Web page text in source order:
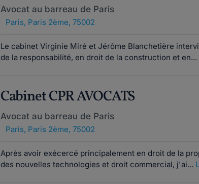
Avocat au barreau de Paris
Paris, Paris 2ème, 75002
Le cabinet Virginie Miré et Jérôme Blanchetière
de la responsabilité, en droit de la construction et en...
Cabinet CPR AVOCATS
Avocat au barreau de Paris
Paris, Paris 2ème, 75002
Après avoir exécercé principalement en droit de la
des nouvelles technologies et droit commercial, j'ai...